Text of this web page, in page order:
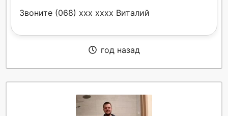
Звоните (068) xxx xxxx Виталий
год назад